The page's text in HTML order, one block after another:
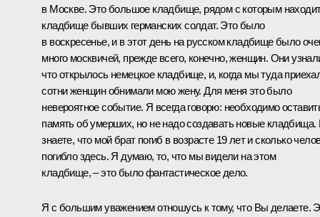
в Москве. Это большое кладбище, рядом с которым
кладбище бывших германских солдат. Это было
в воскресенье, и в этот день на русском кладбище было
много москвичей, прежде всего, конечно, женщин. Они
что открылось немецкое кладбище, и, когда мы туда
сотни женщин обнимали мою жену. Для меня это было
невероятное событие. Я всегда говорю: необходимо
память об умерших, но не надо создавать новые
знаете, что мой брат погиб в возрасте 19 лет и сколько
погибло здесь. Я думаю, то, что мы видели на этом
кладбище, – это было фантастическое дело.
Я с большим уважением отношусь к тому, что Вы делаете.